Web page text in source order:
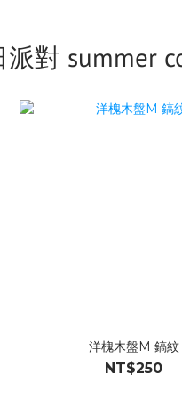
對 summer
洋槐木盤M 鎬紋
NT$250